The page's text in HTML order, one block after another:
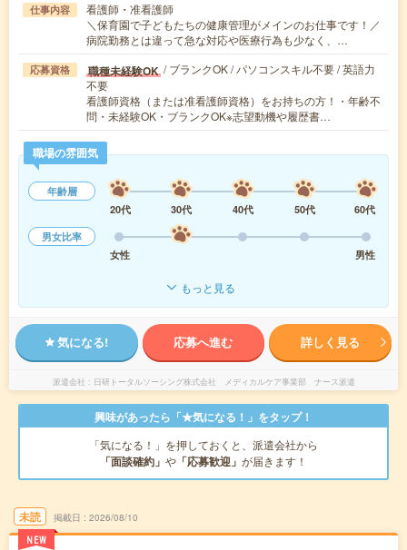
仕事内容
看護師・准看護師
＼保育園で子どもたちの健康管理がメインのお仕事です！／
病院勤務とは違って急な対応や医療行為も少なく、…
応募資格 職種未経験OK / ブランクOK / パソコンスキル不要 / 英語力
不要
看護師資格（または准看護師資格）をお持ちの方！・年齢不
問・未経験OK・ブランクOK※志望動機や履歴書…
職場の雰囲気
年齢層
20代
30代 40代 50代
60代
男女比率
女性
男性
もっと見る
気になる! 応募へ進む 詳しく見る
派遣会社 日研トータルソーシング株式会社 メディカルケア事業部 ナース派遣
興味があったら「★気になる！」をタップ！
「気になる！」を押しておくと、派遣会社から
「面談確約」 や 「応募歓迎」 が届きます！
未読
NEW
掲載日 2026/08/10